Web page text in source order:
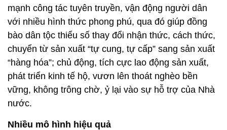
mạnh công tác tuyên truyền, vận động người dân
với nhiều hình thức phong phú, qua đó giúp đồng
bào dân tộc thiểu số thay đổi nhận thức, cách thức,
chuyển từ sản xuất “tự cung, tự cấp” sang sản xuất
“hàng hóa”; chủ động, tích cực lao động sản xuất,
phát triển kinh tế hộ, vươn lên thoát nghèo bền
vững, không trông chờ, ỷ lại vào sự hỗ trợ của Nhà
nước.
Nhiều mô hình hiệu quả